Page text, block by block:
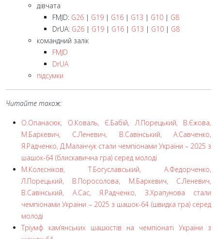
дівчата
FMJD: G26 | G19 | G16 | G13 | G10 | G8
DrUA: G26 | G19 | G16 | G13 | G10 | G8
командний залік
FMJD
DrUA
підсумки
Читайте також:
О.Опанасюк, О.Коваль, Є.Бабій, Л.Порецький, В.Єжова,
М.Баркевич, C.Леневич, В.Савінський, А.Савченко,
Я.Радченко, Д.Маланчук стали чемпіонами України – 2025 з
шашок-64 (блискавична гра) серед молоді
М.Колєсніков, Т.Богуславський, А.Федорченко,
Л.Порецький, В.Поросолова, М.Баркевич, C.Леневич,
В.Савінський, А.Сас, Я.Радченко, З.Храпунова стали
чемпіонами України – 2025 з шашок-64 (швидка гра) серед
молоді
Тріумф кам’янських шашкістів на чемпіонаті України з